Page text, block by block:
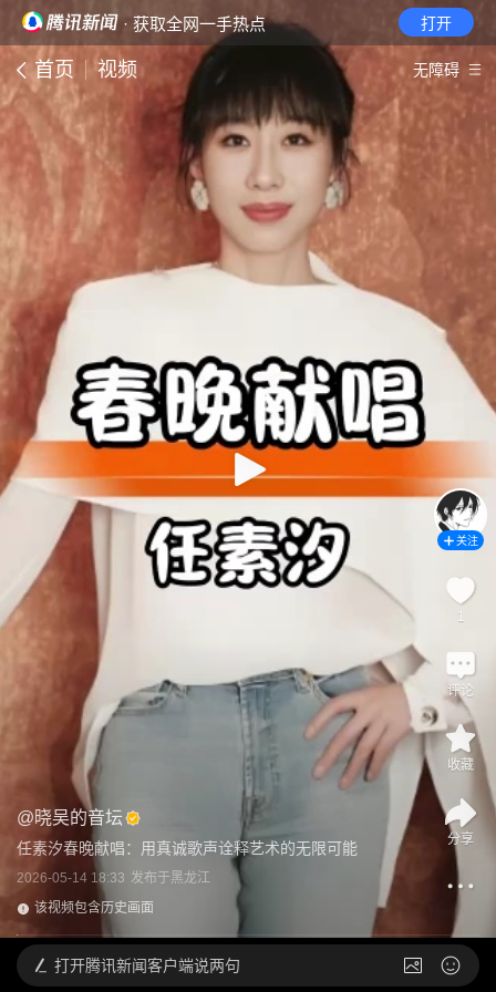
· 获取全网一手热点 打开
首页 视频 无障碍
@晓吴的音坛
任素汐春晚献唱：用真诚歌声诠释艺术的无限可能
2026-05-14 18:33 发布于黑龙江
该视频包含历史画面
关注
1
评论
收藏
分享
打开腾讯新闻客户端说两句